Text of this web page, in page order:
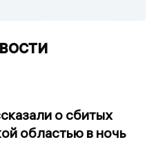
о сбитых
областью в ночь